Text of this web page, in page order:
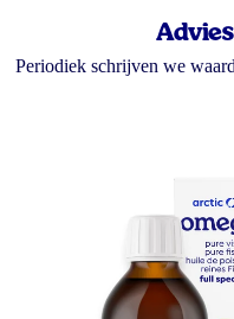
Periodiek schrijven we